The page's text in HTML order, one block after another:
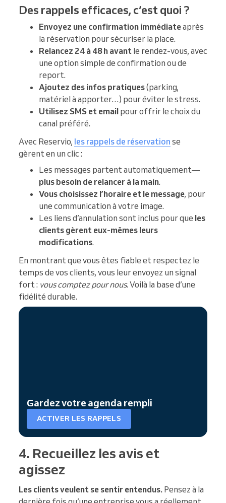
Des rappels efficaces, c’est quoi ?
Envoyez une confirmation immédiateaprès
la réservation pour sécuriser la place.
Relancez 24 à 48 h avant le rendez-vous, avec
une option simple de confirmation ou de
report.
Ajoutez des infos pratiques(parking,
matériel à apporter…) pour éviter le stress.
Utilisez SMS et email pour offrir le choix du
canal préféré.
Avec Reservio, les rappels de réservation se
gèrent en un clic :
Les messages partent automatiquement—
plus besoin de relancer à la main.
Vous choisissez l’horaire et le message, pour
une communication à votre image.
Les liens d’annulation sont inclus pour que les
clients gèrent eux-mêmes leurs
modifications.
En montrant que vous êtes fiable et respectez le
temps de vos clients, vous leur envoyez un signal
fort : vous comptez pour nous. Voilà la base d’une
fidélité durable.
Gardez votre agenda rempli
ACTIVER LES RAPPELS
4. Recueillez les avis et
agissez
Les clients veulent se sentir entendus. Pensez à la